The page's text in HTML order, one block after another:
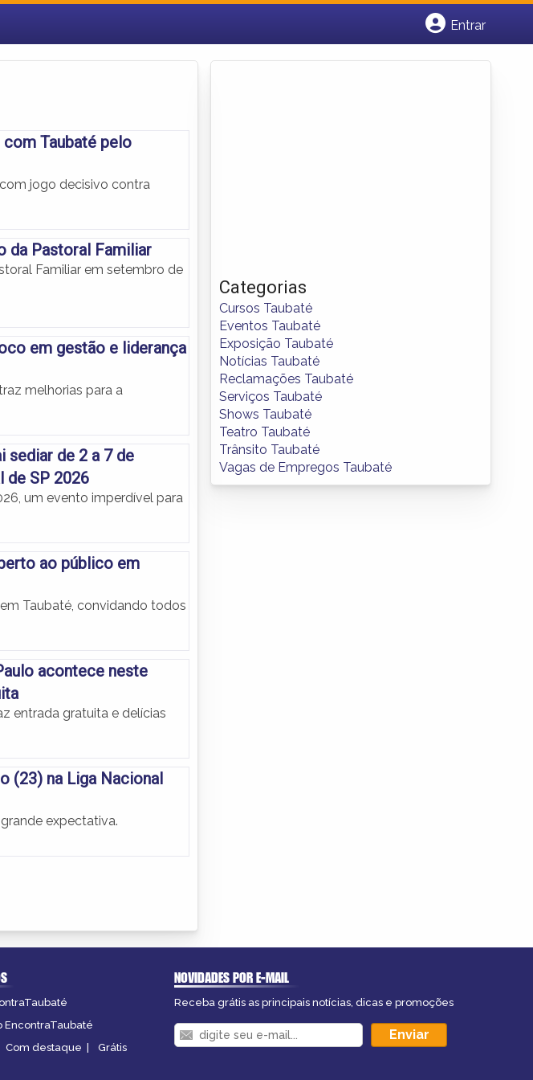
Entrar
com Taubaté pelo
jogo decisivo contra
da Pastoral Familiar
Familiar em setembro de
em gestão e liderança
melhorias para a
sediar de 2 a 7 de
de SP 2026
um evento imperdível para
ao público em
Taubaté, convidando todos
acontece neste
entrada gratuita e delícias
(23) na Liga Nacional
expectativa.
Categorias
Cursos Taubaté
Eventos Taubaté
Exposição Taubaté
Notícias Taubaté
Reclamações Taubaté
Serviços Taubaté
Shows Taubaté
Teatro Taubaté
Trânsito Taubaté
Vagas de Empregos Taubaté
EncontraTaubaté
Com destaque | Grátis
NOVIDADES POR E-MAIL
Receba grátis as principais notícias, dicas e promoções